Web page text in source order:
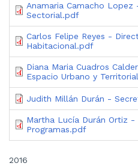
Anamaria Camacho
Sectorial.pdf
Carlos Felipe Reyes -
Habitacional.pdf
Diana Maria Cuadros
Espacio Urbano y
Judith Millán Durán -
Martha Lucía Durán Ortiz -
Programas.pdf
2016